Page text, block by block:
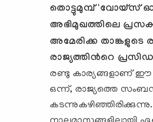
തൊട്ടുമുമ്പ് 'വോയ്സ്
അഭിമുഖത്തിലെ
അമേരിക്ക
രാജ്യത്തിന്‍റെ
രണ്ടു കാര്യങ്ങളാണ് ഈ
ഒന്ന്, രാജ്യത്തെ